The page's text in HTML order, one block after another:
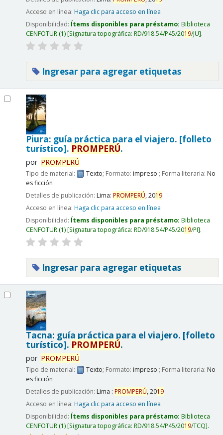
Acceso en línea: Haga clic para acceso en línea
Disponibilidad: Ítems disponibles para préstamo: Biblioteca
CENFOTUR(1) Signatura topográfica: RD/918.54/P45/2019/JU .
Ingresar para agregar etiquetas
Piura: guía práctica para el viajero. [folleto
turístico]. PROMPERÚ.
por PROMPERÚ
Tipo de material: Texto; Formato: impreso ; Forma literaria: No
es ficción
Detalles de publicación: Lima: PROMPERÚ,2019
Acceso en línea: Haga clic para acceso en línea
Disponibilidad: Ítems disponibles para préstamo: Biblioteca
CENFOTUR(1) Signatura topográfica: RD/918.54/P45/2019/PI .
Ingresar para agregar etiquetas
Tacna: guía práctica para el viajero. [folleto
turístico]. PROMPERÚ.
por PROMPERÚ
Tipo de material: Texto; Formato: impreso ; Forma literaria: No
es ficción
Detalles de publicación: Lima : PROMPERÚ,2019
Acceso en línea: Haga clic para acceso en línea
Disponibilidad: Ítems disponibles para préstamo: Biblioteca
CENFOTUR(1) Signatura topográfica: RD/918.54/P45/2019/TCQ .